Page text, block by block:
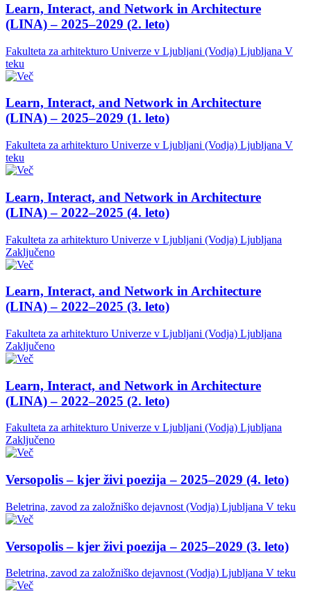
Learn, Interact, and Network in Architecture
(LINA) – 2025–2029 (2. leto)
Fakulteta za arhitekturo Univerze v Ljubljani (Vodja) Ljubljana V
teku
Learn, Interact, and Network in Architecture
(LINA) – 2025–2029 (1. leto)
Fakulteta za arhitekturo Univerze v Ljubljani (Vodja) Ljubljana V
teku
Learn, Interact, and Network in Architecture
(LINA) – 2022–2025 (4. leto)
Fakulteta za arhitekturo Univerze v Ljubljani (Vodja) Ljubljana
Zaključeno
Learn, Interact, and Network in Architecture
(LINA) – 2022–2025 (3. leto)
Fakulteta za arhitekturo Univerze v Ljubljani (Vodja) Ljubljana
Zaključeno
Learn, Interact, and Network in Architecture
(LINA) – 2022–2025 (2. leto)
Fakulteta za arhitekturo Univerze v Ljubljani (Vodja) Ljubljana
Zaključeno
Versopolis – kjer živi poezija – 2025–2029 (4. leto)
Beletrina, zavod za založniško dejavnost (Vodja) Ljubljana V teku
Versopolis – kjer živi poezija – 2025–2029 (3. leto)
Beletrina, zavod za založniško dejavnost (Vodja) Ljubljana V teku